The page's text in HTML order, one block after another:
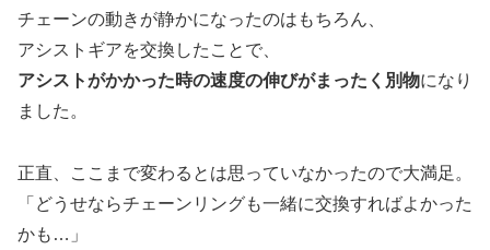
チェーンの動きが静かになったのはもちろん、
アシストギアを交換したことで、
アシストがかかった時の速度の伸びがまったく別物になり
ました。
正直、ここまで変わるとは思っていなかったので大満足。
「どうせならチェーンリングも一緒に交換すればよかった
かも…」